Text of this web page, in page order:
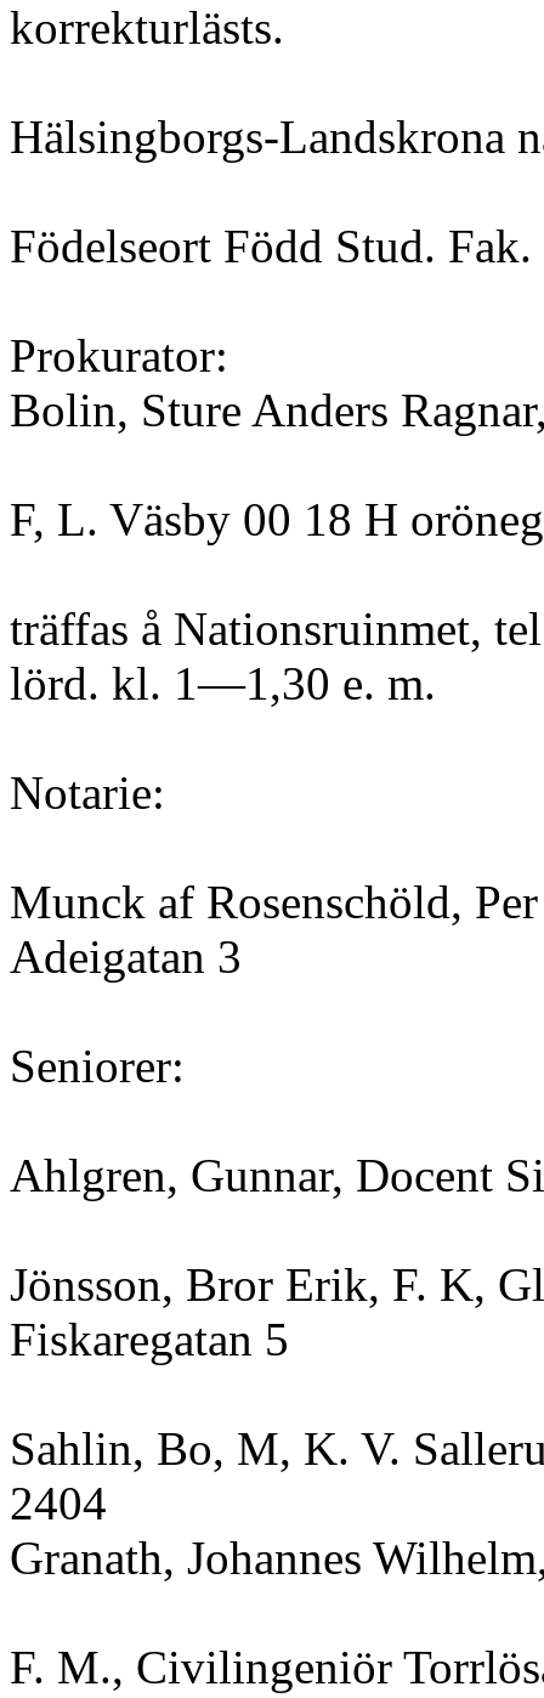
korrekturlästs.
Hälsingborgs-Landskrona
Födelseort Född Stud. Fak.
Prokurator:
Bolin, Sture Anders
F, L. Väsby 00 18 H
träffas å Nationsruinmet,
lörd. kl. 1—1,30 e. m.
Notarie:
Munck af Rosenschöld,
Adeigatan 3
Seniorer:
Ahlgren, Gunnar, Docent
Jönsson, Bror Erik, F. K,
Fiskaregatan 5
Sahlin, Bo, M, K. V.
2404
Granath, Johannes
F. M., Civilingeniör